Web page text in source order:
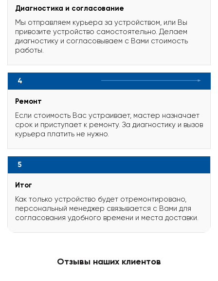
Диагностика и согласование
Мы отправляем курьера за устройством, или Вы
привозите устройство самостоятельно. Делаем
диагностику и согласовываем с Вами стоимость
работы.
4
Ремонт
Если стоимость Вас устраивает, мастер назначает
срок и приступает к ремонту. За диагностику и вызов
курьера платить не нужно.
5
Итог
Как только устройство будет отремонтировано,
персональный менеджер связывается с Вами для
согласования удобного времени и места доставки.
Отзывы наших клиентов